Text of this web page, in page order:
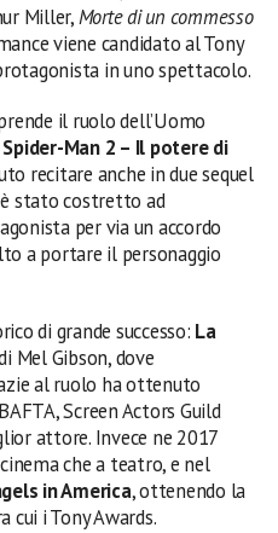
Miller,Morte di un commesso
viene candidato al Tony
in uno spettacolo.
il ruolo dell’Uomo
Man 2 – Il potere di
recitare anche in due sequel
stato costretto ad
per via un accordo
a portare il personaggio
di grande successo: La
Mel Gibson, dove
al ruolo ha ottenuto
Screen Actors Guild
attore. Invece ne 2017
che a teatro, e nel
in America, ottenendo la
cui i Tony Awards.